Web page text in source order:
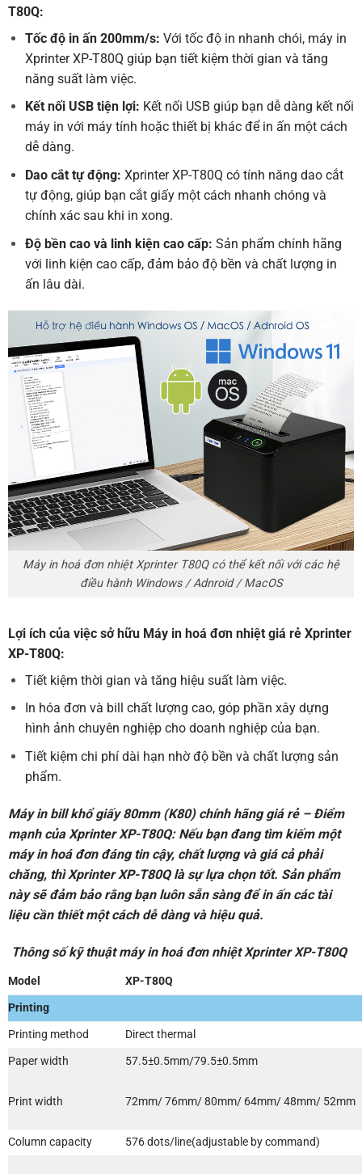
T80Q:
Tốc độ in ấn 200mm/s: Với tốc độ in nhanh chói, máy in
Xprinter XP-T80Q giúp bạn tiết kiệm thời gian và tăng
năng suất làm việc.
Kết nối USB tiện lợi: Kết nối USB giúp bạn dễ dàng kết nối
máy in với máy tính hoặc thiết bị khác để in ấn một cách
dễ dàng.
Dao cắt tự động: Xprinter XP-T80Q có tính năng dao cắt
tự động, giúp bạn cắt giấy một cách nhanh chóng và
chính xác sau khi in xong.
Độ bền cao và linh kiện cao cấp: Sản phẩm chính hãng
với linh kiện cao cấp, đảm bảo độ bền và chất lượng in
ấn lâu dài.
Máy in hoá đơn nhiệt Xprinter T80Q có thể kết nối với các hệ
điều hành Windows / Adnroid / MacOS
Lợi ích của việc sở hữu Máy in hoá đơnnhiệt giá rẻ Xprinter
XP-T80Q:
Tiết kiệm thời gian và tăng hiệu suất làm việc.
In hóa đơn và bill chất lượng cao, góp phần xây dựng
hình ảnh chuyên nghiệp cho doanh nghiệp của bạn.
Tiết kiệm chi phí dài hạn nhờ độ bền và chất lượng sản
phẩm.
Máy in bill khổ giấy 80mm (K80) chính hãng giá rẻ – Điểm
mạnh của Xprinter XP-T80Q: Nếu bạn đang tìm kiếm một
máy in hoá đơn đáng tin cậy, chất lượng và giá cả phải
chăng, thì Xprinter XP-T80Q là sự lựa chọn tốt. Sản phẩm
này sẽ đảm bảo rằng bạn luôn sẵn sàng để in ấn các tài
liệu cần thiết một cách dễ dàng và hiệu quả.
Thông số kỹ thuật máy in hoá đơn nhiệt Xprinter XP-T80Q
Model
XP-T80Q
Printing
Printing method
Direct thermal
Paper width
57.5±0.5mm/79.5±0.5mm
Print width 72mm/ 76mm/ 80mm/ 64mm/ 48mm/ 52mm
Column capacity 576 dots/line(adjustable by command)